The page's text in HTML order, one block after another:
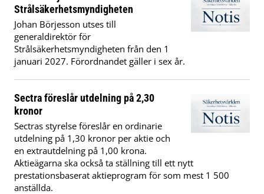
Strålsäkerhetsmyndigheten
Johan Börjesson utses till
generaldirektör för
Strålsäkerhetsmyndigheten från den 1
januari 2027. Förordnandet gäller i sex år.
Sectra föreslår utdelning på 2,30
kronor
Sectras styrelse föreslår en ordinarie
utdelning på 1,30 kronor per aktie och
en extrautdelning på 1,00 krona.
Aktieägarna ska också ta ställning till ett nytt
prestationsbaserat aktieprogram för som mest 1 500
anställda.